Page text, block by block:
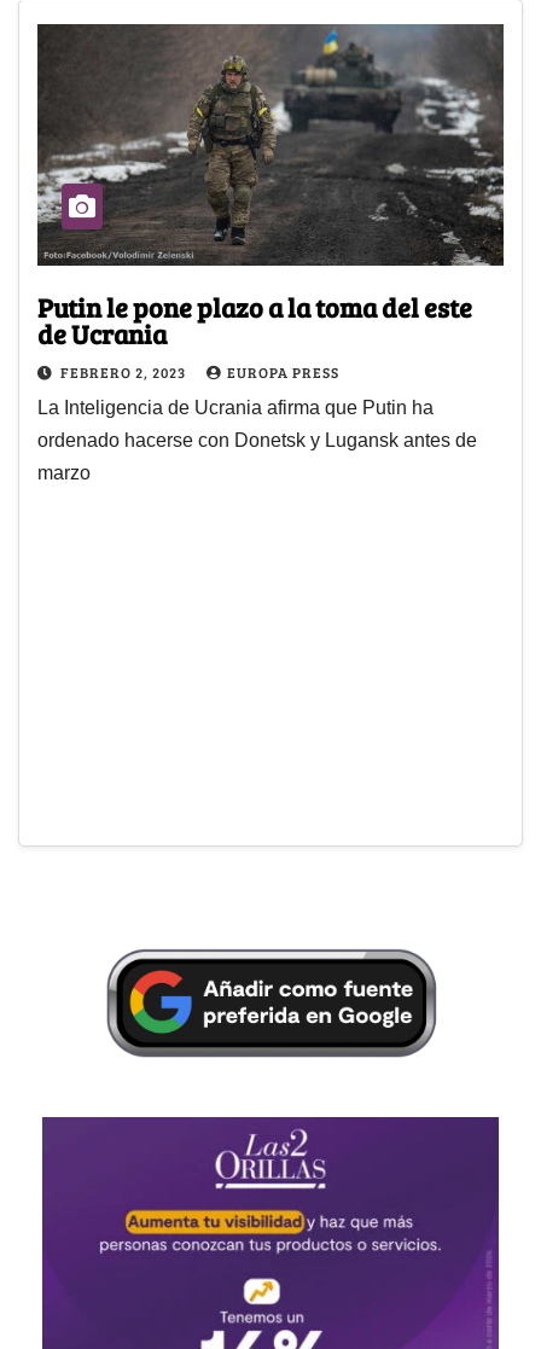
Putin le pone plazo a la toma del este
de Ucrania
FEBRERO 2, 2023 EUROPA PRESS
La Inteligencia de Ucrania afirma que Putin ha
ordenado hacerse con Donetsk y Lugansk antes de
marzo